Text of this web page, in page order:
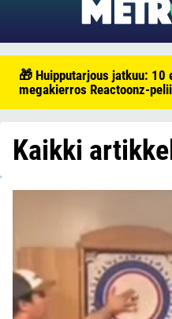
🎁 Huipputarjous jatkuu: 10
megakierros Reactoonz-
Kaikki